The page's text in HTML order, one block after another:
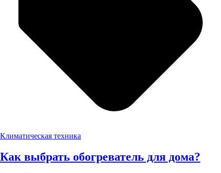
Климатическая техника
Как выбрать обогреватель для дома?